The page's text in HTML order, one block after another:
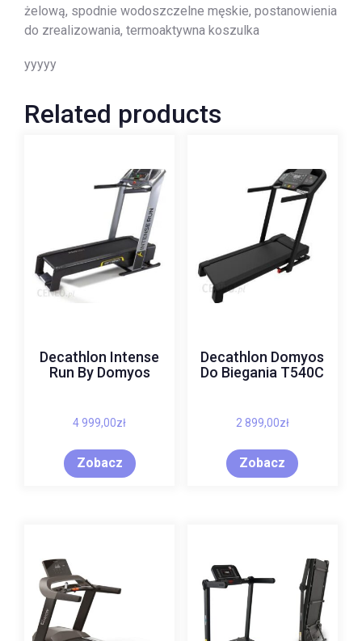
żelową, spodnie wodoszczelne męskie, postanowienia
do zrealizowania, termoaktywna koszulka
yyyyy
Related products
Decathlon Intense
Run By Domyos
4 999,00zł
Zobacz
Decathlon Domyos
Do Biegania T540C
2 899,00zł
Zobacz